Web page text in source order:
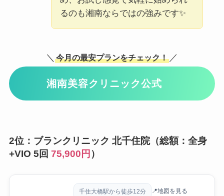
るのも湘南ならではの強みです✨
＼ 今月の最安プランをチェック！ ／
湘南美容クリニック公式
2位：ブランクリニック 北千住院（総額：全身
+VIO 5回 75,900円 ）
千住大橋駅から徒歩12分 📍地図を見る